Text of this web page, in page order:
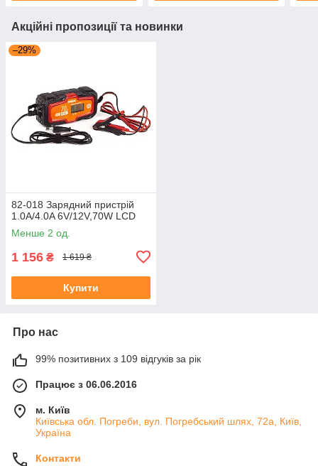
Акційні пропозиції та новинки
–29%
82-018 Зарядний пристрій
1.0A/4.0A 6V/12V,70W LCD
Менше 2 од.
1 156 ₴ 1 619 ₴
Купити
Про нас
99% позитивних з 109 відгуків за рік
Працює з 06.06.2016
м. Київ
Київська обл. Погреби, вул. Погребський шлях, 72а, Київ,
Україна
Контакти